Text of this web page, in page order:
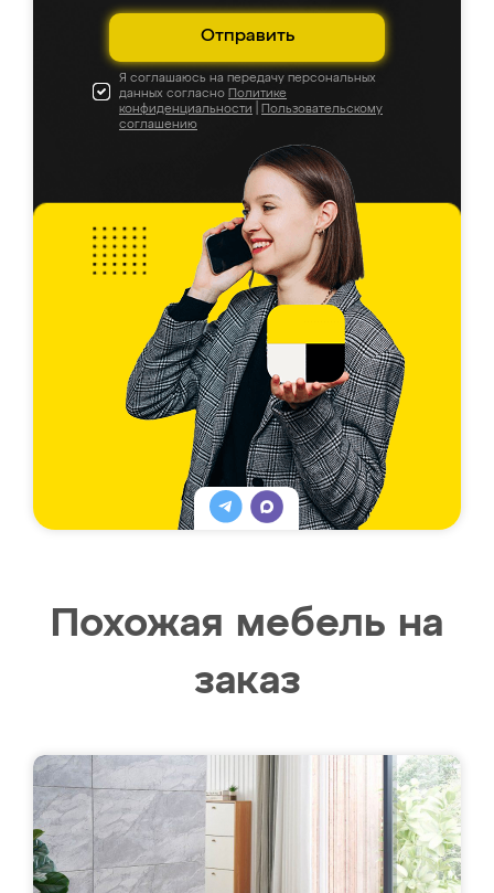
Отправить
Я соглашаюсь на передачу персональных
данных согласно Политике
конфиденциальности
Пользовательскому
соглашению
Похожая мебель на
заказ